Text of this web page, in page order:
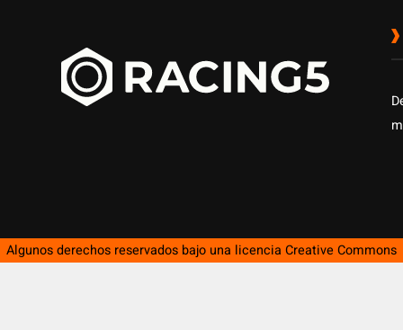
Algunos derechos reservados bajo una licencia Creative Commons